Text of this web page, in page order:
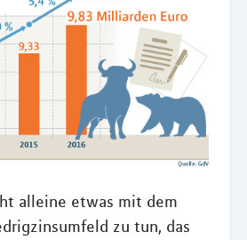
alleine etwas mit dem
zu tun, das